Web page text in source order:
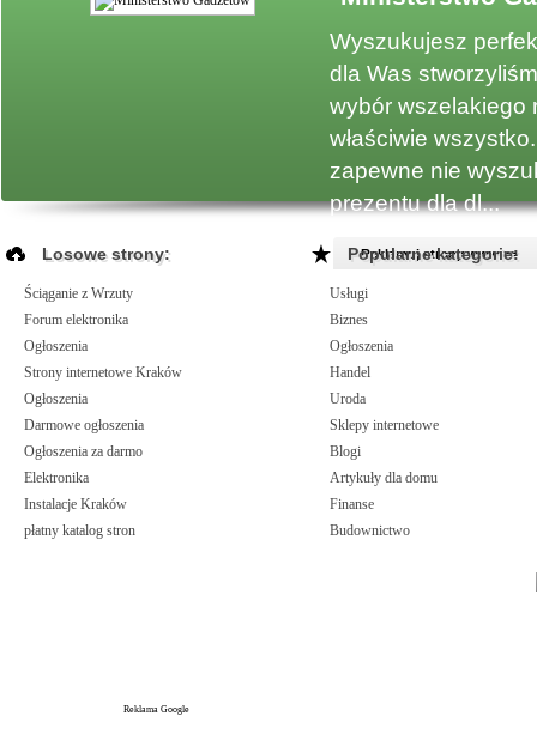
Wyszukujesz
dla Was
wybór wszelakiego
właściwie
zapewne nie
prezentu dla dl...
Reklamuj strony www >>
Losowe strony:
Ściąganie z Wrzuty
Forum elektronika
Ogłoszenia
Strony internetowe Kraków
Ogłoszenia
Darmowe ogłoszenia
Ogłoszenia za darmo
Elektronika
Instalacje Kraków
płatny katalog stron
Popularne kategorie:
Usługi
Biznes
Ogłoszenia
Handel
Uroda
Sklepy internetowe
Blogi
Artykuły dla domu
Finanse
Budownictwo
Reklama Google